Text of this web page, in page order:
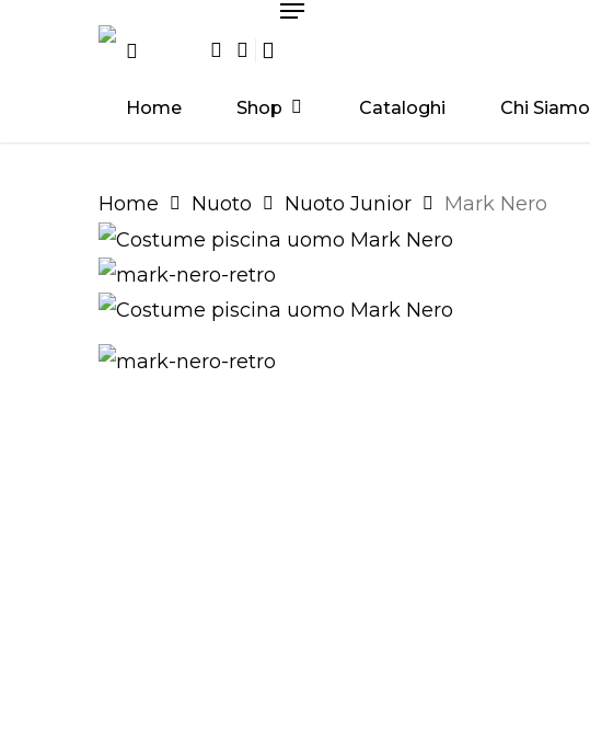
Hit enter to search or ESC to close
Facebook
Instagram
searchaccount
Menu
Home Shop Cataloghi Chi Siamo
Home Nuoto Nuoto Junior Mark Nero